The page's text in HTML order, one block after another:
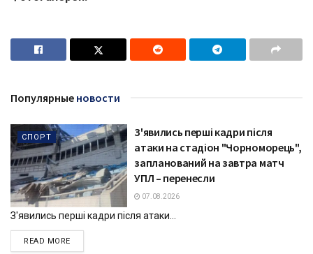
Популярные новости
СПОРТ
З'явились перші кадри після
атаки на стадіон "Чорноморець",
запланований на завтра матч
УПЛ – перенесли
07.08.2026
З'явились перші кадри після атаки...
READ MOREDETAILS